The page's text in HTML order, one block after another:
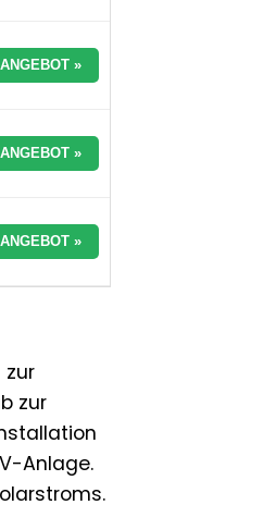
»
»
»
zur
zur
Anlage.